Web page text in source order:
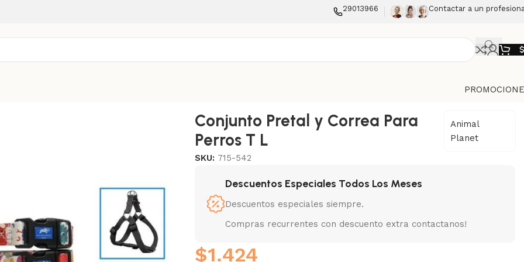
29013966 Contactar a un
$
Conjunto Pretal y Correa Para
Perros T L
Animal
Planet
SKU: 715-542
Descuentos Especiales Todos Los Meses
Descuentos especiales siempre.
Compras recurrentes con descuento extra contactanos!
$1.424